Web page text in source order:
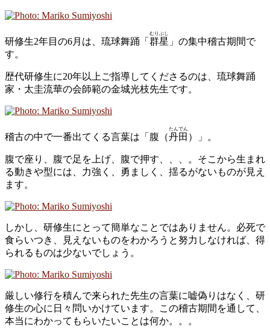
研修生2年目の6月は、琉球舞踊「 群星
むりぶし
」の集中稽古期間で
す。
歴代研修生に20年以上ご指導してくださるのは、琉球舞踊
家・太圭流華の会師範の金城光枝先生です。
稽古の中で一番出てくる言葉は「腹（丹田
たんでん
）」。
腹で座り、腹で足を上げ、腹で押す、、、。そこから生まれ
る動きや型には、力強く、勇ましく、揺るがないものが見え
ます。
しかし、研修生にとって簡単なことではありません。必死で
食らいつき、見えないものをわかろうと努力しなければ、得
られるものは少ないでしょう。
厳しい修行を積んで来られた先生の言葉に嘘偽りはなく、研
修生の心に日々問いかけています。この稽古期間を通して、
本当にわかってもらいたいことは何か。。。